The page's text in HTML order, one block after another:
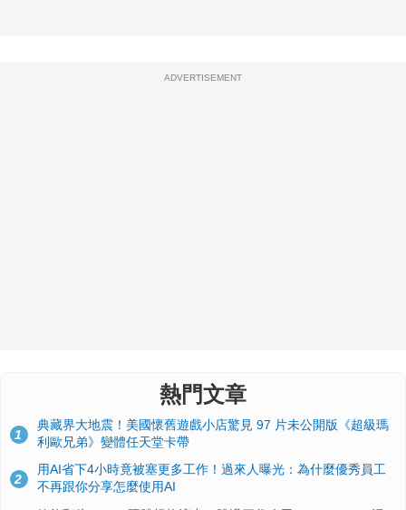
ADVERTISEMENT
熱門文章
1
典藏界大地震！美國懷舊遊戲小店驚見 97 片未公開版《超級瑪
利歐兄弟》變體任天堂卡帶
2
用AI省下4小時竟被塞更多工作！過來人曝光：為什麼優秀員工
不再跟你分享怎麼使用AI